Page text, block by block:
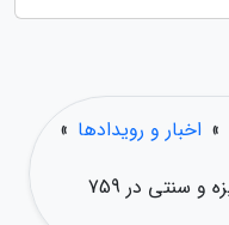
» اخبار و رویدادها »
کشت محصول جو به صورت مکانیزه و سنتی در 759